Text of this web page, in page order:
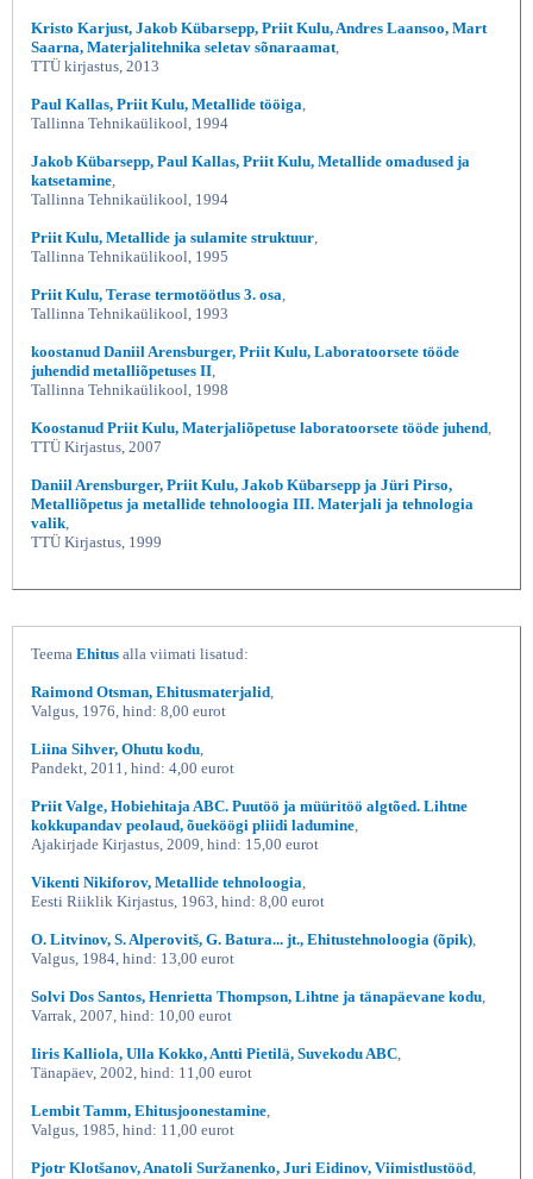
Kristo Karjust, Jakob Kübarsepp, Priit Kulu, Andres Laansoo, Mart
Saarna, Materjalitehnika seletav sõnaraamat
TTÜ kirjastus, 2013
Paul Kallas, Priit Kulu, Metallide tööiga
Tallinna Tehnikaülikool, 1994
Jakob Kübarsepp, Paul Kallas, Priit Kulu, Metallide omadused ja
katsetamine
Tallinna Tehnikaülikool, 1994
Priit Kulu, Metallide ja sulamite struktuur
Tallinna Tehnikaülikool, 1995
Priit Kulu, Terase termotöötlus 3. osa
Tallinna Tehnikaülikool, 1993
koostanud Daniil Arensburger, Priit Kulu, Laboratoorsete tööde
juhendid metalliõpetuses II
Tallinna Tehnikaülikool, 1998
Koostanud Priit Kulu, Materjaliõpetuse laboratoorsete tööde juhend
TTÜ Kirjastus, 2007
Daniil Arensburger, Priit Kulu, Jakob Kübarsepp ja Jüri Pirso,
Metalliõpetus ja metallide tehnoloogia III. Materjali ja tehnologia
valik
TTÜ Kirjastus, 1999
Teema Ehitus alla viimati lisatud:
Raimond Otsman, Ehitusmaterjalid
Valgus, 1976, hind: 8,00 eurot
Liina Sihver, Ohutu kodu
Pandekt, 2011, hind: 4,00 eurot
Priit Valge, Hobiehitaja ABC. Puutöö ja müüritöö algtõed. Lihtne
kokkupandav peolaud, õueköögi pliidi ladumine
Ajakirjade Kirjastus, 2009, hind: 15,00 eurot
Vikenti Nikiforov, Metallide tehnoloogia
Eesti Riiklik Kirjastus, 1963, hind: 8,00 eurot
O. Litvinov, S. Alperovitš, G. Batura... jt., Ehitustehnoloogia (õpik)
Valgus, 1984, hind: 13,00 eurot
Solvi Dos Santos, Henrietta Thompson, Lihtne ja tänapäevane kodu
Varrak, 2007, hind: 10,00 eurot
Iiris Kalliola, Ulla Kokko, Antti Pietilä, Suvekodu ABC
Tänapäev, 2002, hind: 11,00 eurot
Lembit Tamm, Ehitusjoonestamine
Valgus, 1985, hind: 11,00 eurot
Pjotr Klotšanov, Anatoli Suržanenko, Juri Eidinov, Viimistlustööd